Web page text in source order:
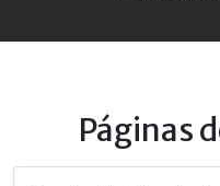
Páginas